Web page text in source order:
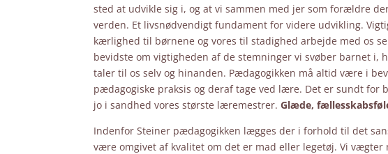
sted at udvikle sig i, og at vi sammen med jer som forældre
verden. Et livsnødvendigt fundament for videre udvikling.
kærlighed til børnene og vores til stadighed arbejde med os
bevidste om vigtigheden af de stemninger vi svøber barnet i,
taler til os selv og hinanden. Pædagogikken må altid være i
pædagogiske praksis og deraf tage ved lære. Det er sundt for
jo i sandhed vores største læremestrer.Glæde,
Indenfor Steiner pædagogikken lægges der i forhold til det
være omgivet af kvalitet om det er mad eller legetøj. Vi